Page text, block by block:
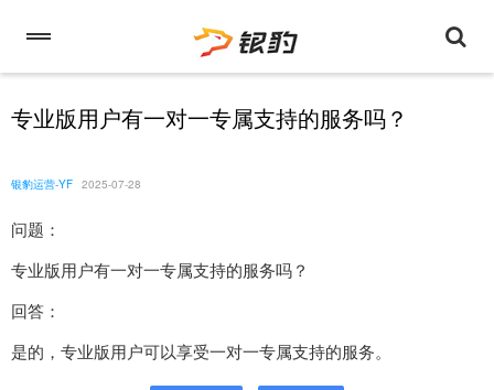
专业版用户有一对一专属支持的服务吗？
银豹运营-YF 2025-07-28
问题：
专业版用户有一对一专属支持的服务吗？
回答：
是的，专业版用户可以享受一对一专属支持的服务。